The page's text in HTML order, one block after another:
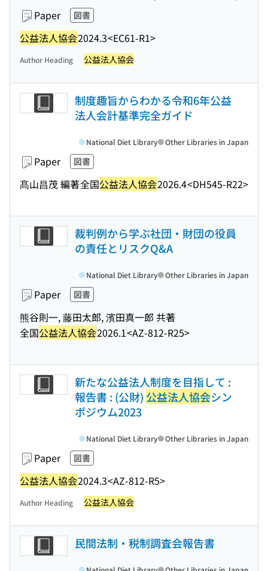
Paper 図書
公益法人協会2024.3<EC61-R1>
Author Heading 公益法人協会
制度趣旨からわかる令和6年公益
法人会計基準完全ガイド
Paper 図書
髙山昌茂 編著全国公益法人協会2026.4<DH545-R22>
National Diet Library Other Libraries in Japan
裁判例から学ぶ社団・財団の役員
の責任とリスクQ&A
Paper 図書
熊谷則一, 藤田太郎, 濱田真一郎 共著
全国公益法人協会2026.1<AZ-812-R25>
National Diet Library Other Libraries in Japan
新たな公益法人制度を目指して :
報告書 : (公財) 公益法人協会シン
ポジウム2023
Paper 図書
公益法人協会2024.3<AZ-812-R5>
National Diet Library Other Libraries in Japan
Author Heading 公益法人協会
民間法制・税制調査会報告書